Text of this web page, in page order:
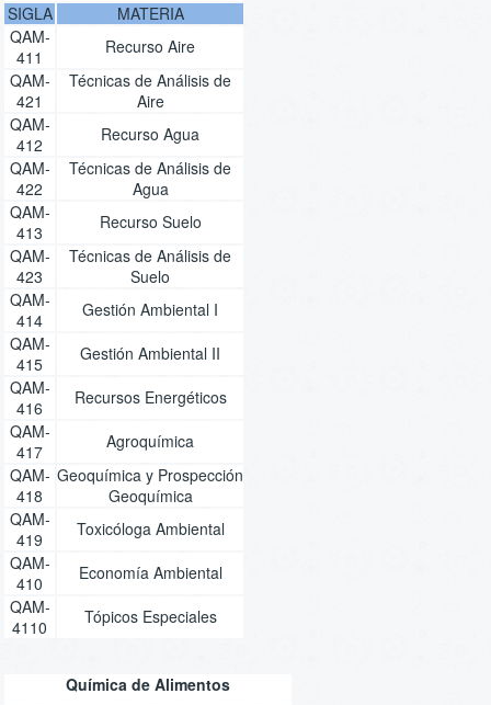
SIGLA
MATERIA
QAM-
411
Recurso Aire
QAM-
421
Técnicas de Análisis de
Aire
QAM-
412
Recurso Agua
QAM-
422
Técnicas de Análisis de
Agua
QAM-
413
Recurso Suelo
QAM-
423
Técnicas de Análisis de
Suelo
QAM-
414
Gestión Ambiental I
QAM-
415
Gestión Ambiental II
QAM-
416
Recursos Energéticos
QAM-
417
Agroquímica
QAM-
418
Geoquímica y Prospección
Geoquímica
QAM-
419
Toxicóloga Ambiental
QAM-
410
Economía Ambiental
QAM-
4110
Tópicos Especiales
Química de Alimentos